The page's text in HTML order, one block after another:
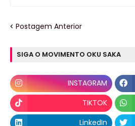
Postagem Anterior
SIGA O MOVIMENTO OKU SAKA
INSTAGRAM
TIKTOK
LinkedIn